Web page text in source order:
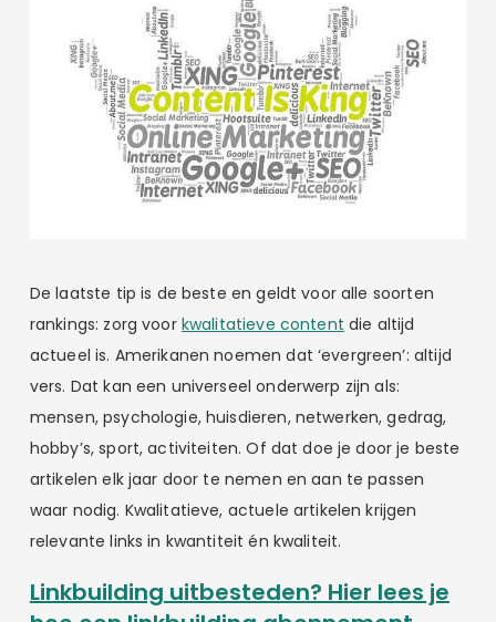
De laatste tip is de beste en geldt voor alle soorten
rankings: zorg voor kwalitatieve content die altijd
actueel is. Amerikanen noemen dat ‘evergreen’: altijd
vers. Dat kan een universeel onderwerp zijn als:
mensen, psychologie, huisdieren, netwerken, gedrag,
hobby’s, sport, activiteiten. Of dat doe je door je beste
artikelen elk jaar door te nemen en aan te passen
waar nodig. Kwalitatieve, actuele artikelen krijgen
relevante links in kwantiteit én kwaliteit.
Linkbuilding uitbesteden? Hier lees je